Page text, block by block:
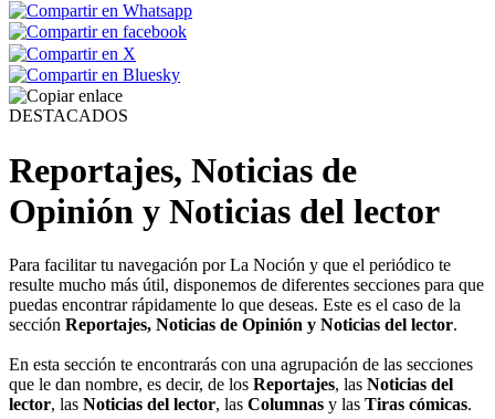
DESTACADOS
Reportajes, Noticias de
Opinión y Noticias del lector
Para facilitar tu navegación por La Noción y que el periódico te
resulte mucho más útil, disponemos de diferentes secciones para que
puedas encontrar rápidamente lo que deseas. Este es el caso de la
sección Reportajes, Noticias de Opinión y Noticias del lector.
En esta sección te encontrarás con una agrupación de las secciones
que le dan nombre, es decir, de los Reportajes, las Noticias del
lector, las Noticias del lector, las Columnas y las Tiras cómicas.